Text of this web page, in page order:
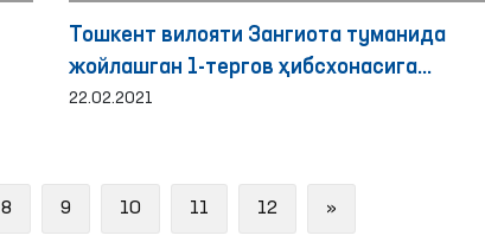
Тошкент вилояти Зангиота туманида
жойлашган 1-тергов ҳибсхонасига
уюштирилган мониторинг ташрифи
22.02.2021
8 9 10 11 12 »